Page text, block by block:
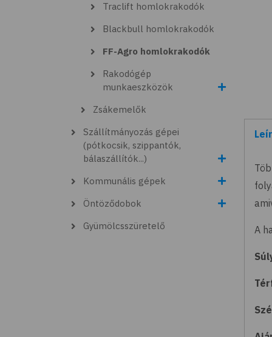
Traclift homlokrakodók
Blackbull homlokrakodók
FF-Agro homlokrakodók
Rakodógép
munkaeszközök
Zsákemelők
Szállítmányozás gépei
(pótkocsik, szippantók,
bálaszállítók...)
Kommunális gépek
Öntöződobok
Gyümölcsszüretelő
fül)
A